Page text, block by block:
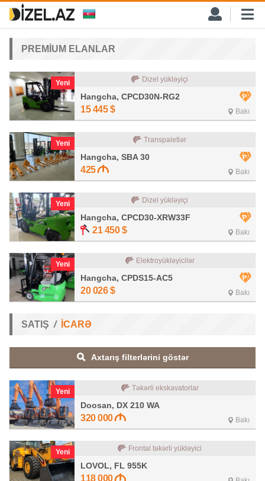
PREMİUM ELANLAR
Yeni Dizel yükləyiçi
Hangcha, CPCD30N-RG2
15 445 $ Bakı
Yeni Transpaletlər
Hangcha, SBA 30
425 Bakı
Yeni Dizel yükləyiçi
Hangcha, CPCD30-XRW33F
21 450 $ Bakı
Yeni Elektroyükləyicilər
Hangcha, CPDS15-AC5
20 026 $ Bakı
SATIŞ İCARƏ
Axtarış filterlərini göstər
Yeni Təkərli ekskavatorlar
Doosan, DX 210 WA
320 000 Bakı
Yeni Frontal təkərli yükləyici
LOVOL, FL 955K
118 000